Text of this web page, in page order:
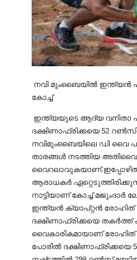
നവി മുംബൈയിൽ ഇന്ത്യൻ
കോച്ച്
ഇന്ത്യയുടെ ആദ്യ വനിതാ
ദക്ഷിണാഫ്രിക്കയെ 52
നവിമുംബൈയിലെ ഡി വൈ
താരങ്ങൾ നടത്തിയ
ആരാധകർ
നാട്ടിയാണ് കോച്ച് മജുംദാർ
ഇന്ത്യൻ ക്യാപ്റ്റൻ രോഹിത്
ദക്ഷിണാഫ്രിക്കയെ തകർത്ത്
വൈകാരികമായാണ് രോഹിത്
പോരിൽ ദക്ഷിണാഫ്രിക്കയെ